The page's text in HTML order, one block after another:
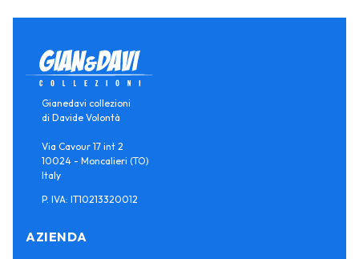
Gianedavi collezioni
di Davide Volontà
Via Cavour 17 int 2
10024 - Moncalieri (TO)
Italy
P. IVA: IT10213320012
AZIENDA